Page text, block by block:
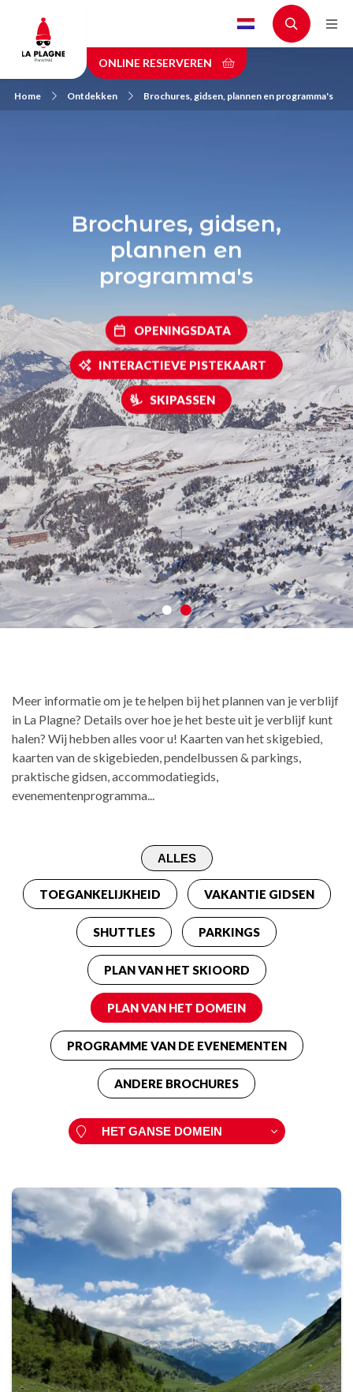
main
content
ONLINE RESERVEREN
Home Ontdekken Brochures, gidsen, plannen en programma's
Brochures, gidsen,
plannen en
programma's
OPENINGSDATA
INTERACTIEVE PISTEKAART
SKIPASSEN
Meer informatie om je te helpen bij het plannen van je verblijf
in La Plagne? Details over hoe je het beste uit je verblijf kunt
halen? Wij hebben alles voor u! Kaarten van het skigebied,
kaarten van de skigebieden, pendelbussen & parkings,
praktische gidsen, accommodatiegids,
evenementenprogramma...
TOEGANKELIJKHEID VAKANTIE GIDSEN
SHUTTLES PARKINGS
PLAN VAN HET SKIOORD
PLAN VAN HET DOMEIN
PROGRAMME VAN DE EVENEMENTEN
ANDERE BROCHURES